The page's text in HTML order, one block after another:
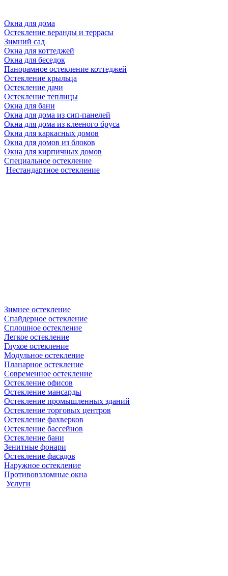
Окна для дома
Остекление веранды и террасы
Зимний сад
Окна для коттеджей
Окна для беседок
Панорамное остекление коттеджей
Остекление крыльца
Остекление дачи
Остекление теплицы
Окна для бани
Окна для дома из сип-панелей
Окна для дома из клееного бруса
Окна для каркасных домов
Окна для домов из блоков
Окна для кирпичных домов
Специальное остекление
Нестандартное остекление
Зимнее остекление
Спайдерное остекление
Сплошное остекление
Легкое остекление
Глухое остекление
Модульное остекление
Планарное остекление
Современное остекление
Остекление офисов
Остекление мансарды
Остекление промышленных зданий
Остекление торговых центров
Остекление фахверков
Остекление бассейнов
Остекление бани
Зенитные фонари
Остекление фасадов
Наружное остекление
Противовзломные окна
Услуги